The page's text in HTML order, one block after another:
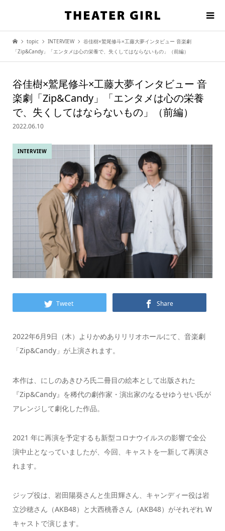
topic INTERVIEW
谷佳樹×鷲尾修斗×工藤大夢インタビュー 音楽劇
「Zip&Candy」「エンタメは心の栄養で、失くしてはならないもの」（前編）
谷佳樹×鷲尾修斗×工藤大夢インタビュー 音
楽劇「Zip&Candy」「エンタメは心の栄養
で、失くしてはならないもの」（前編）
2022.06.10
INTERVIEW
Tweet Share
2022年6月9日（木）よりかめありリリオホールにて、音楽劇
「Zip&Candy」が上演されます。
本作は、にしのあきひろ氏二冊目の絵本として出版された
『Zip&Candy』を稀代の劇作家・演出家のなるせゆうせい氏が
アレンジして劇化した作品。
2021 年に再演を予定するも新型コロナウイルスの影響で全公
演中止となっていましたが、今回、キャストを一新して再演さ
れます。
ジップ役は、岩田陽葵さんと生田輝さん、キャンディー役は岩
立沙穂さん（AKB48）と大西桃香さん（AKB48）がそれぞれ W
キャストで演じます。